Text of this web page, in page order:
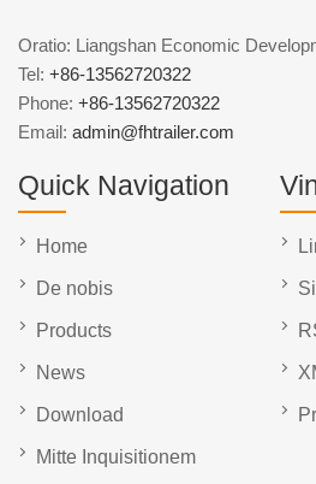
Oratio: Liangshan Economic
Tel: +86-13562720322
Phone: +86-13562720322
Email: admin@fhtrailer.com
Quick Navigation
Home
De nobis
Products
News
Download
Mitte Inquisitionem